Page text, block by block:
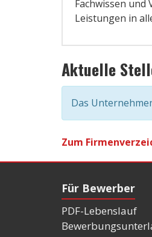
Fachwissen
Leistungen in
Aktuelle
Das
Zum
Für Bewerber
PDF-Lebenslauf